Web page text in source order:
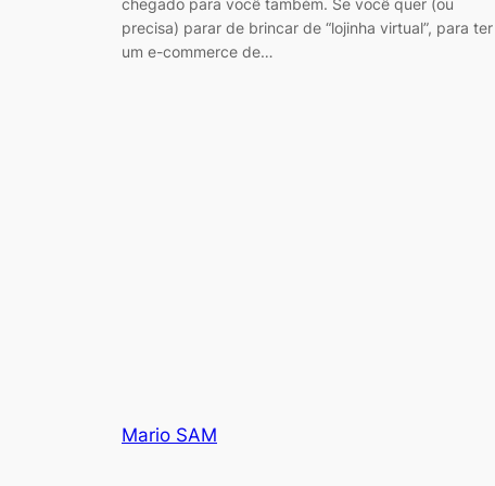
chegado para você também. Se você quer (ou
precisa) parar de brincar de “lojinha virtual”, para ter
um e-commerce de…
Mario SAM